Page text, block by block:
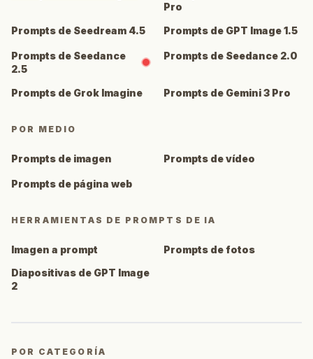
Pro
Prompts de Seedream 4.5
Prompts de GPT Image 1.5
Prompts de Seedance
2.5
Prompts de Seedance 2.0
Prompts de Grok Imagine Prompts de Gemini 3 Pro
POR MEDIO
Prompts de imagen Prompts de vídeo
Prompts de página web
HERRAMIENTAS DE PROMPTS DE IA
Imagen a prompt
Prompts de fotos
Diapositivas de GPT Image
2
POR CATEGORÍA